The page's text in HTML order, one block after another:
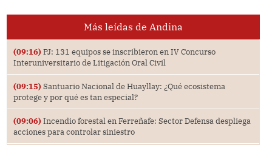
Más leídas de Andina
(09:16) PJ: 131 equipos se inscribieron en IV Concurso
Interuniversitario de Litigación Oral Civil
(09:15) Santuario Nacional de Huayllay: ¿Qué ecosistema
protege y por qué es tan especial?
(09:06) Incendio forestal en Ferreñafe: Sector Defensa despliega
acciones para controlar siniestro